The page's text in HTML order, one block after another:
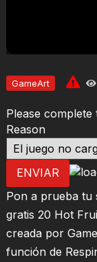
GameArt
Please complete
Reason
ENVIAR
Pon a prueba tu
gratis 20 Hot
creada por
función de